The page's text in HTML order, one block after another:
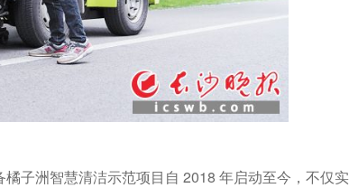
子洲智慧清洁示范项目自 2018 年启动至今，不仅实